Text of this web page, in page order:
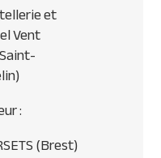
et
Vent
:
(Brest)